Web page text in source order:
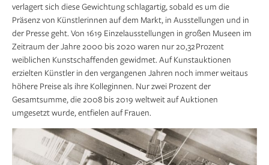
verlagert sich diese Gewichtung schlagartig, sobald es um die
Präsenz von Künstlerinnen auf dem Markt, in Ausstellungen und in
der Presse geht. Von 1619 Einzelausstellungen in großen Museen im
Zeitraum der Jahre 2000 bis 2020 waren nur 20,32 Prozent
weiblichen Kunstschaffenden gewidmet. Auf Kunstauktionen
erzielten Künstler in den vergangenen Jahren noch immer weitaus
höhere Preise als ihre Kolleginnen. Nur zwei Prozent der
Gesamtsumme, die 2008 bis 2019 weltweit auf Auktionen
umgesetzt wurde, entfielen auf Frauen.